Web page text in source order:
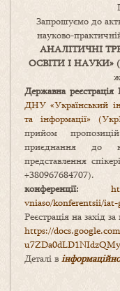
Запрошуємо до
науково-
АНАЛІТИЧНІ
ОСВІТИ І НАУКИ»
Державна
ДНУ «Український
та інформації»
прийом
приєднання до
представлення
конференції:
vniaso/konferentsii/iat-
Реєстрація на захід
https://
Деталі в